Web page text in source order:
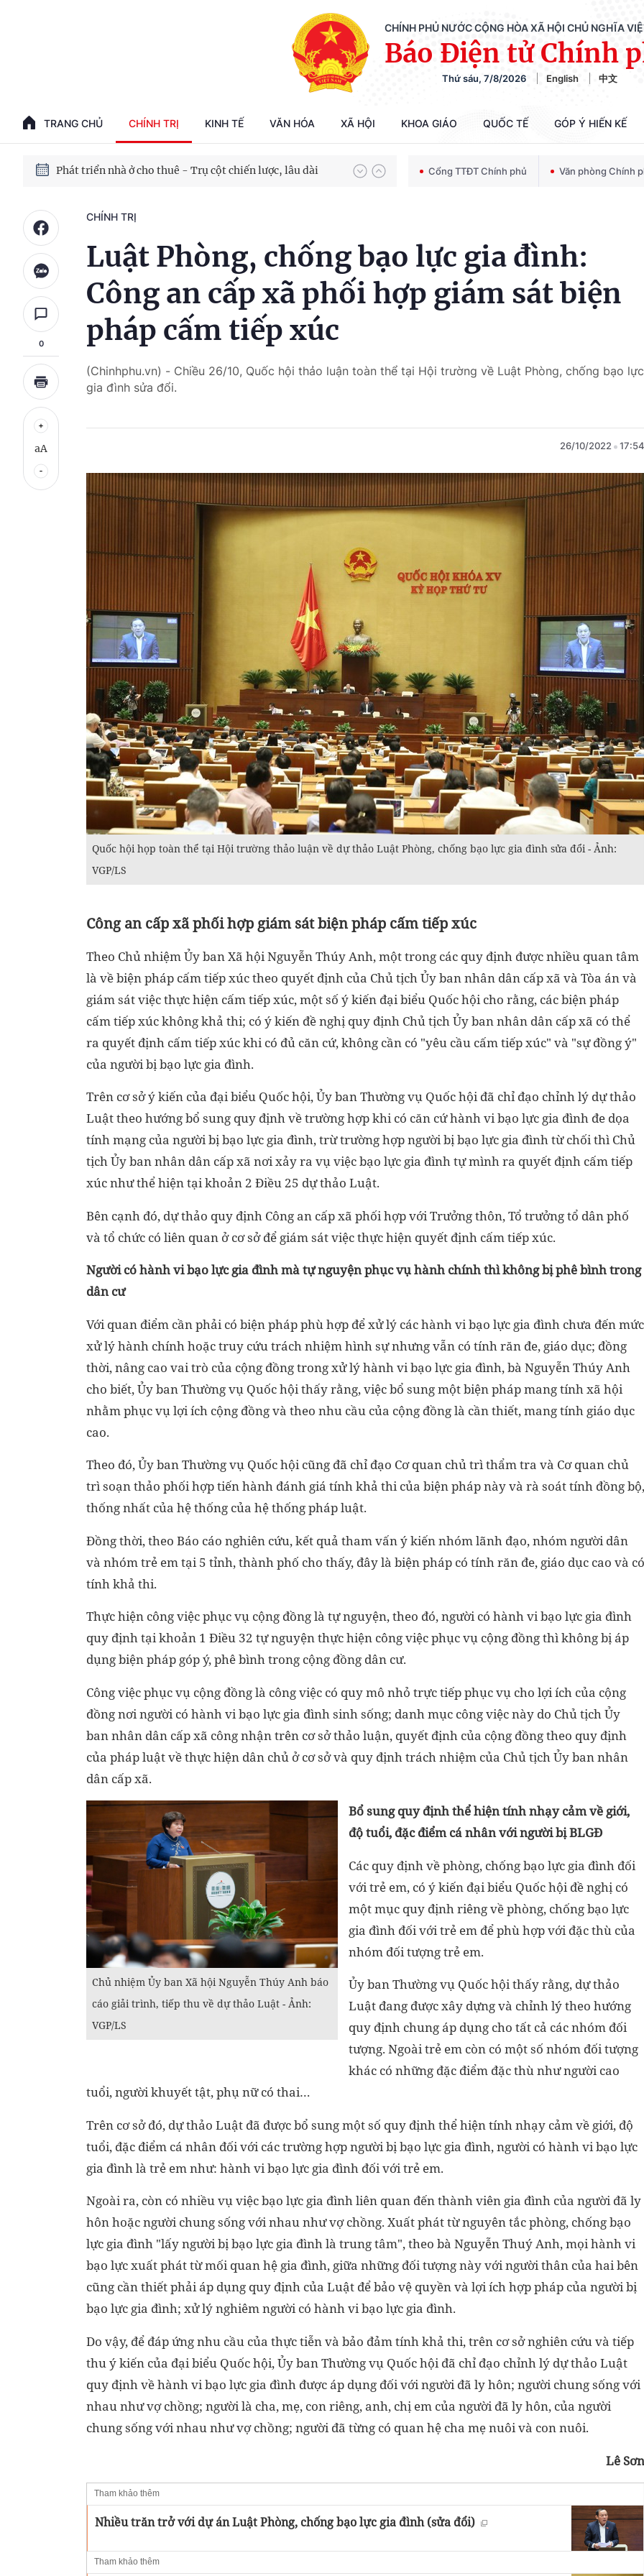
CHÍNH PHỦ NƯỚC CỘNG HÒA XÃ HỘI CHỦ NGHĨA
Báo Điện tử Chính
Thứ sáu, 7/8/2026 English 中文
TRANG CHỦ CHÍNH TRỊ KINH TẾ VĂN HÓA XÃ HỘI KHOA GIÁO QUỐC TẾ GÓP Ý HIẾN KẾ
Phát triển kinh tế nhà nước trong kỷ nguyên mới
Chiến dịch 500 ngày đêm tìm kiếm, quy tập và xác định danh tính hài cốt liệt sĩ
Bảo vệ nền tảng tư tưởng của Đảng trong kỷ nguyên phát triển mới
Phát triển nhà ở cho thuê - Trụ cột chiến lược, lâu dài Cổng TTĐT Chính phủ Văn phòng Chính
0
aA
CHÍNH TRỊ
Luật Phòng, chống bạo lực gia đình:
Công an cấp xã phối hợp giám sát biện
pháp cấm tiếp xúc
(Chinhphu.vn) - Chiều 26/10, Quốc hội thảo luận toàn thể tại Hội trường về Luật Phòng, chống bạo lực
gia đình sửa đổi.
26/10/2022 17:54
Quốc hội họp toàn thể tại Hội trường thảo luận về dự thảo Luật Phòng, chống bạo lực gia đình sửa đổi - Ảnh:
VGP/LS
Công an cấp xã phối hợp giám sát biện pháp cấm tiếp xúc
Theo Chủ nhiệm Ủy ban Xã hội Nguyễn Thúy Anh, một trong các quy định được nhiều quan tâm
là về biện pháp cấm tiếp xúc theo quyết định của Chủ tịch Ủy ban nhân dân cấp xã và Tòa án và
giám sát việc thực hiện cấm tiếp xúc, một số ý kiến đại biểu Quốc hội cho rằng, các biện pháp
cấm tiếp xúc không khả thi; có ý kiến đề nghị quy định Chủ tịch Ủy ban nhân dân cấp xã có thể
ra quyết định cấm tiếp xúc khi có đủ căn cứ, không cần có "yêu cầu cấm tiếp xúc" và "sự đồng ý"
của người bị bạo lực gia đình.
Trên cơ sở ý kiến của đại biểu Quốc hội, Ủy ban Thường vụ Quốc hội đã chỉ đạo chỉnh lý dự thảo
Luật theo hướng bổ sung quy định về trường hợp khi có căn cứ hành vi bạo lực gia đình đe dọa
tính mạng của người bị bạo lực gia đình, trừ trường hợp người bị bạo lực gia đình từ chối thì Chủ
tịch Ủy ban nhân dân cấp xã nơi xảy ra vụ việc bạo lực gia đình tự mình ra quyết định cấm tiếp
xúc như thể hiện tại khoản 2 Điều 25 dự thảo Luật.
Bên cạnh đó, dự thảo quy định Công an cấp xã phối hợp với Trưởng thôn, Tổ trưởng tổ dân phố
và tổ chức có liên quan ở cơ sở để giám sát việc thực hiện quyết định cấm tiếp xúc.
Người có hành vi bạo lực gia đình mà tự nguyện phục vụ hành chính thì không bị phê bình trong
dân cư
Với quan điểm cần phải có biện pháp phù hợp để xử lý các hành vi bạo lực gia đình chưa đến mức
xử lý hành chính hoặc truy cứu trách nhiệm hình sự nhưng vẫn có tính răn đe, giáo dục; đồng
thời, nâng cao vai trò của cộng đồng trong xử lý hành vi bạo lực gia đình, bà Nguyễn Thúy Anh
cho biết, Ủy ban Thường vụ Quốc hội thấy rằng, việc bổ sung một biện pháp mang tính xã hội
nhằm phục vụ lợi ích cộng đồng và theo nhu cầu của cộng đồng là cần thiết, mang tính giáo dục
cao.
Theo đó, Ủy ban Thường vụ Quốc hội cũng đã chỉ đạo Cơ quan chủ trì thẩm tra và Cơ quan chủ
trì soạn thảo phối hợp tiến hành đánh giá tính khả thi của biện pháp này và rà soát tính đồng bộ,
thống nhất của hệ thống của hệ thống pháp luật.
Đồng thời, theo Báo cáo nghiên cứu, kết quả tham vấn ý kiến nhóm lãnh đạo, nhóm người dân
và nhóm trẻ em tại 5 tỉnh, thành phố cho thấy, đây là biện pháp có tính răn đe, giáo dục cao và có
tính khả thi.
Thực hiện công việc phục vụ cộng đồng là tự nguyện, theo đó, người có hành vi bạo lực gia đình
quy định tại khoản 1 Điều 32 tự nguyện thực hiện công việc phục vụ cộng đồng thì không bị áp
dụng biện pháp góp ý, phê bình trong cộng đồng dân cư.
Công việc phục vụ cộng đồng là công việc có quy mô nhỏ trực tiếp phục vụ cho lợi ích của cộng
đồng nơi người có hành vi bạo lực gia đình sinh sống; danh mục công việc này do Chủ tịch Ủy
ban nhân dân cấp xã công nhận trên cơ sở thảo luận, quyết định của cộng đồng theo quy định
của pháp luật về thực hiện dân chủ ở cơ sở và quy định trách nhiệm của Chủ tịch Ủy ban nhân
dân cấp xã.
Chủ nhiệm Ủy ban Xã hội Nguyễn Thúy Anh báo
cáo giải trình, tiếp thu về dự thảo Luật - Ảnh:
VGP/LS
Bổ sung quy định thể hiện tính nhạy cảm về giới,
độ tuổi, đặc điểm cá nhân với người bị BLGĐ
Các quy định về phòng, chống bạo lực gia đình đối
với trẻ em, có ý kiến đại biểu Quốc hội đề nghị có
một mục quy định riêng về phòng, chống bạo lực
gia đình đối với trẻ em để phù hợp với đặc thù của
nhóm đối tượng trẻ em.
Ủy ban Thường vụ Quốc hội thấy rằng, dự thảo
Luật đang được xây dựng và chỉnh lý theo hướng
quy định chung áp dụng cho tất cả các nhóm đối
tượng. Ngoài trẻ em còn có một số nhóm đối tượng
khác có những đặc điểm đặc thù như người cao
tuổi, người khuyết tật, phụ nữ có thai…
Trên cơ sở đó, dự thảo Luật đã được bổ sung một số quy định thể hiện tính nhạy cảm về giới, độ
tuổi, đặc điểm cá nhân đối với các trường hợp người bị bạo lực gia đình, người có hành vi bạo lực
gia đình là trẻ em như: hành vi bạo lực gia đình đối với trẻ em.
Ngoài ra, còn có nhiều vụ việc bạo lực gia đình liên quan đến thành viên gia đình của người đã ly
hôn hoặc người chung sống với nhau như vợ chồng. Xuất phát từ nguyên tắc phòng, chống bạo
lực gia đình "lấy người bị bạo lực gia đình là trung tâm", theo bà Nguyễn Thuý Anh, mọi hành vi
bạo lực xuất phát từ mối quan hệ gia đình, giữa những đối tượng này với người thân của hai bên
cũng cần thiết phải áp dụng quy định của Luật để bảo vệ quyền và lợi ích hợp pháp của người bị
bạo lực gia đình; xử lý nghiêm người có hành vi bạo lực gia đình.
Do vậy, để đáp ứng nhu cầu của thực tiễn và bảo đảm tính khả thi, trên cơ sở nghiên cứu và tiếp
thu ý kiến của đại biểu Quốc hội, Ủy ban Thường vụ Quốc hội đã chỉ đạo chỉnh lý dự thảo Luật
quy định về hành vi bạo lực gia đình được áp dụng đối với người đã ly hôn; người chung sống với
nhau như vợ chồng; người là cha, mẹ, con riêng, anh, chị em của người đã ly hôn, của người
chung sống với nhau như vợ chồng; người đã từng có quan hệ cha mẹ nuôi và con nuôi.
Lê Sơn
Tham khảo thêm
Nhiều trăn trở với dự án Luật Phòng, chống bạo lực gia đình (sửa đổi)
Tham khảo thêm